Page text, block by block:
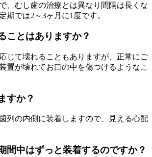
、むし歯の治療とは異なり間隔は長くな
期では2～3ヶ月に1度です。
ことはありますか？
じて壊れることもありますが、正常にご
置が壊れてお口の中を傷つけるようなこ
すか？
列の内側に装着しますので、見える心配
間中はずっと装着するのですか？